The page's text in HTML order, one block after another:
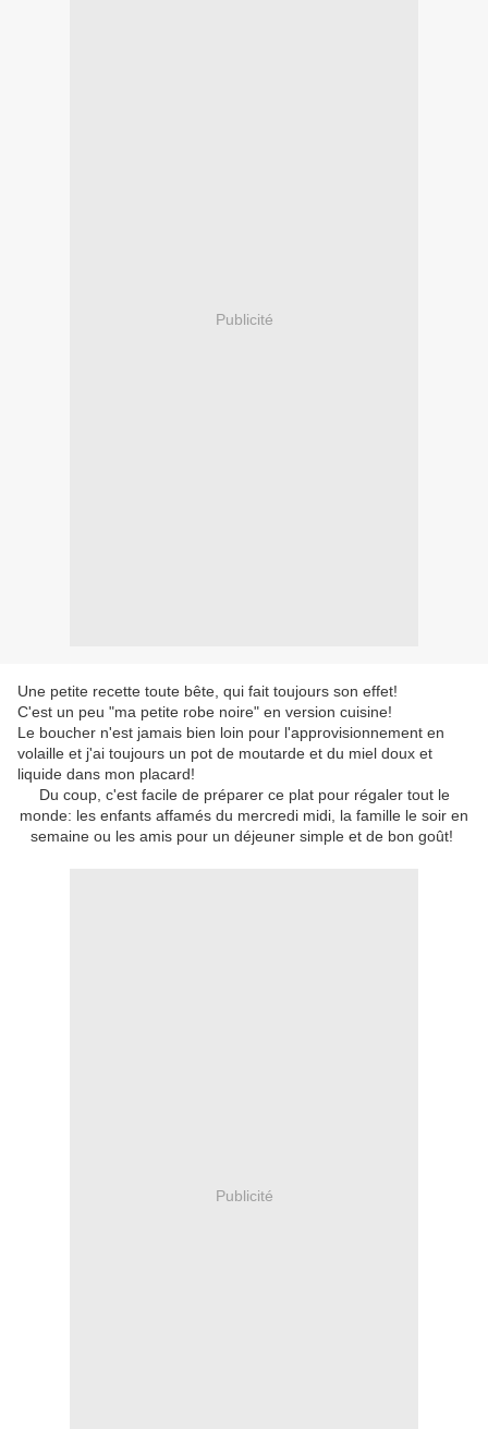
Publicité
Une petite recette toute bête, qui fait toujours son effet!
C'est un peu "ma petite robe noire" en version cuisine!
Le boucher n'est jamais bien loin pour l'approvisionnement en
volaille et j'ai toujours un pot de moutarde et du miel doux et
liquide dans mon placard!
Du coup, c'est facile de préparer ce plat pour régaler tout le
monde: les enfants affamés du mercredi midi, la famille le soir en
semaine ou les amis pour un déjeuner simple et de bon goût!
Publicité